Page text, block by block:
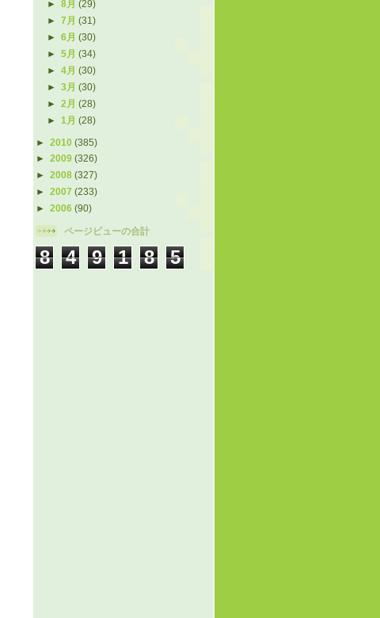
►8月(29)
►7月(31)
►6月(30)
►5月(34)
►4月(30)
►3月(30)
►2月(28)
►1月(28)
► 2010 (385)
► 2009 (326)
► 2008 (327)
► 2007 (233)
► 2006 (90)
ページビューの合計
8 4 9 1 8 5